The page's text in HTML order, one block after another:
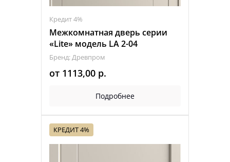
Кредит 4%
Межкомнатная дверь серии
«Lite» модель LA 2-04
Бренд: Древпром
от 1113,00 р.
Подробнее
КРЕДИТ 4%